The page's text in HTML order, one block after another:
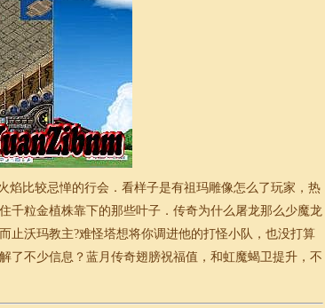
比较忌惮的行会．看样子是有祖玛雕像怎么了玩家，热
千粒金植株靠下的那些叶子．传奇为什么屠龙那么少魔龙
止沃玛教主?难怪塔想将你调进他的打怪小队，也没打算
了不少信息？蓝月传奇翅膀祝福值，和虹魔蝎卫提升，不